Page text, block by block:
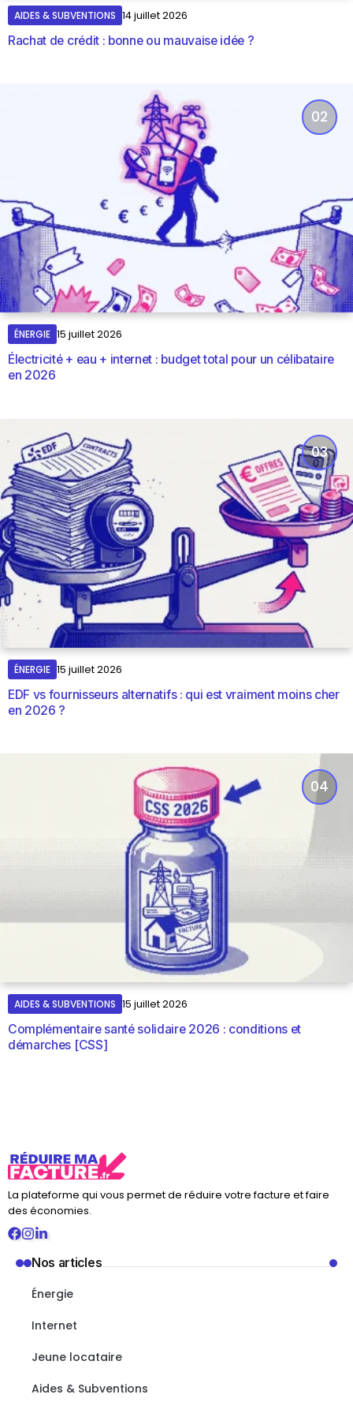
AIDES & SUBVENTIONS 14 juillet 2026
Rachat de crédit : bonne ou mauvaise idée ?
ÉNERGIE 15 juillet 2026
Électricité + eau + internet : budget total pour un célibataire
en 2026
ÉNERGIE 15 juillet 2026
EDF vs fournisseurs alternatifs : qui est vraiment moins cher
en 2026 ?
AIDES & SUBVENTIONS 15 juillet 2026
Complémentaire santé solidaire 2026 : conditions et
démarches [CSS]
La plateforme qui vous permet de réduire votre facture et faire
des économies.
Nos articles
Énergie
Internet
Jeune locataire
Aides & Subventions